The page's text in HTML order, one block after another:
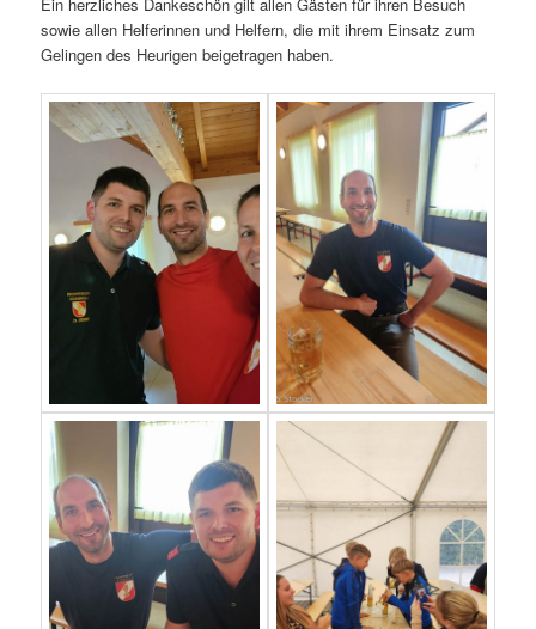
Ein herzliches Dankeschön gilt allen Gästen für ihren Besuch
sowie allen Helferinnen und Helfern, die mit ihrem Einsatz zum
Gelingen des Heurigen beigetragen haben.